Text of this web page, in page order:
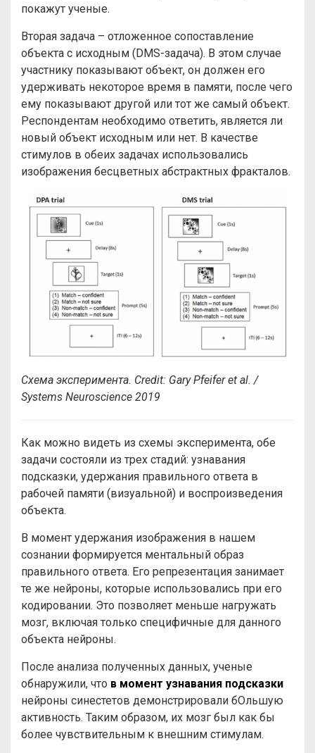
покажут ученые.
Вторая задача – отложенное сопоставление
объекта с исходным (DMS-задача). В этом случае
участнику показывают объект, он должен его
удерживать некоторое время в памяти, после чего
ему показывают другой или тот же самый объект.
Респондентам необходимо ответить, является ли
новый объект исходным или нет. В качестве
стимулов в обеих задачах использовались
изображения бесцветных абстрактных фракталов.
Схема эксперимента. Credit: Gary Pfeiferet al. /
Systems Neuroscience 2019
Как можно видеть из схемы эксперимента, обе
задачи состояли из трех стадий: узнавания
подсказки, удержания правильного ответа в
рабочей памяти (визуальной) и воспроизведения
объекта.
В момент удержания изображения в нашем
сознании формируется ментальный образ
правильного ответа. Его репрезентация занимает
те же нейроны, которые использовались при его
кодировании. Это позволяет меньше нагружать
мозг, включая только специфичные для данного
объекта нейроны.
После анализа полученных данных, ученые
обнаружили, что в момент узнавания подсказки
нейроны синестетов демонстрировали бОльшую
активность. Таким образом, их мозг был как бы
более чувствительным к внешним стимулам.